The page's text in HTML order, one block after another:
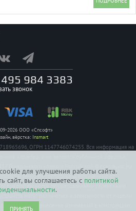
для улучшения работы сайта.
сайт, вы соглашаетесь с политикой
.
ПРИНЯТЬ
495 984 3383
звонок
2026 ООО «Спсофт»
вёрстка: Insmart
ОГРН 1147746074255. Вся информация на
Гражданского кодекса Российской Федерации. На
имеются сертификаты полученные от
предоставляются авторизованными сервисными
могут различаться в зависимости от модели.
право на внесение изменений в конструкцию,